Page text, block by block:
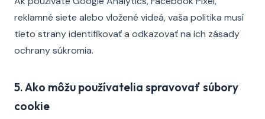
reklamné siete alebo vložené videá, vaša politika musí
tieto strany identifikovať a odkazovať na ich zásady
ochrany súkromia.
5. Ako môžu používatelia spravovať súbory
cookie